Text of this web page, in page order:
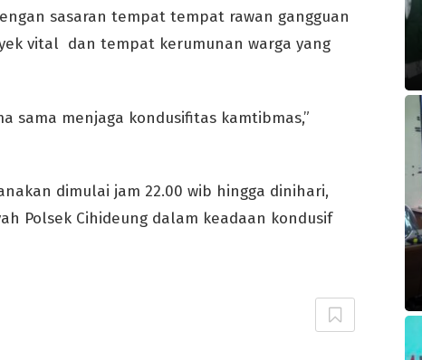
sasaran tempat tempat rawan gangguan
vital dan tempat kerumunan warga yang
sama menjaga kondusifitas kamtibmas,”
dimulai jam 22.00 wib hingga dinihari,
Polsek Cihideung dalam keadaan kondusif